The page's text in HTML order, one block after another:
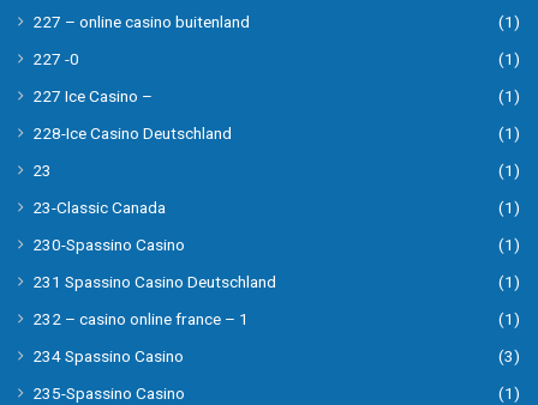
227 – online casino buitenland
(1)
227 -0
(1)
227 Ice Casino –
(1)
228-Ice Casino Deutschland
(1)
23
(1)
23-Classic Canada
(1)
230-Spassino Casino
(1)
231 Spassino Casino Deutschland
(1)
232 – casino online france – 1
(1)
234 Spassino Casino
(3)
235-Spassino Casino
(1)